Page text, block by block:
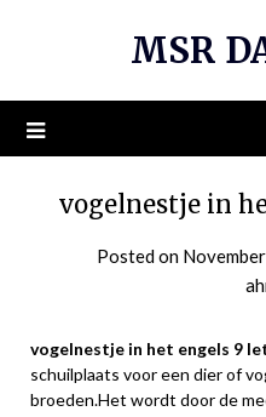
MSR
vogelnestje in
Posted on
vogelnestje in het engels 9
schuilplaats voor een dier of
broeden.Het wordt door de